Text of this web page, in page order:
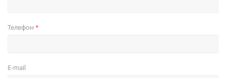
Телефон *
E-mail